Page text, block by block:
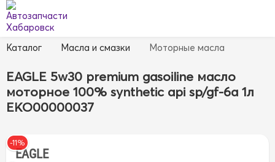
Каталог Масла и смазки Моторные масла
EAGLE 5w30 premium gasoiline масло
моторное 100% synthetic api sp/gf-6a 1л
EKO00000037
EAGLE
-11%